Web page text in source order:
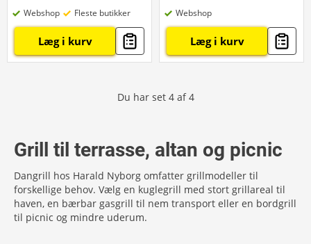
Webshop
Fleste butikker
Læg i kurv
Webshop
Læg i kurv
Du har set 4 af 4
Grill til terrasse, altan og picnic
Dangrill hos Harald Nyborg omfatter grillmodeller til
forskellige behov. Vælg en kuglegrill med stort grillareal til
haven, en bærbar gasgrill til nem transport eller en bordgrill
til picnic og mindre uderum.